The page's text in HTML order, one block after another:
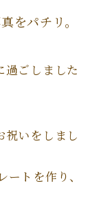
をパチリ。
過ごしました
祝いをしまし
トを作り、